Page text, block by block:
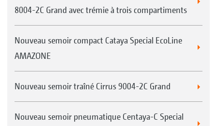
8004-2C Grand avec trémie à trois compartiments
Nouveau semoir compact Cataya Special EcoLine
AMAZONE
Nouveau semoir traîné Cirrus 9004-2C Grand
Nouveau semoir pneumatique Centaya-C Special